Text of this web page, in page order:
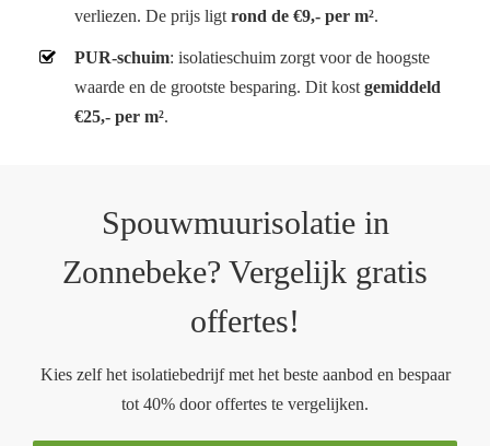
verliezen. De prijs ligtrond de €9,- per m².
PUR-schuim: isolatieschuim zorgt voor de hoogste
waarde en de grootste besparing. Dit kostgemiddeld
€25,- per m².
Spouwmuurisolatie in
Zonnebeke? Vergelijk gratis
offertes!
Kies zelf het isolatiebedrijf met het beste aanbod en bespaar
tot 40% door offertes te vergelijken.